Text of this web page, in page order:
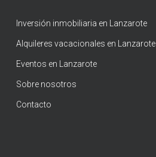
Inversión inmobiliaria en Lanzarote
Alquileres vacacionales en Lanzarote
Eventos en Lanzarote
Sobre nosotros
Contacto